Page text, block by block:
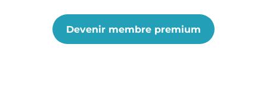
Devenir membre premium